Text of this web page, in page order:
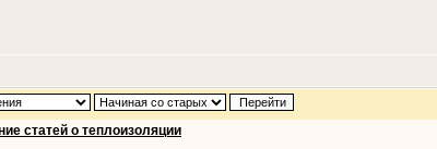
статей о теплоизоляции